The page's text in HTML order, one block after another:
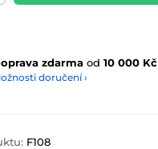
zdarma od 10 000 Kč
doručení ›
F108